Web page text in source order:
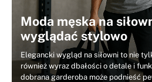
Moda męska na
wyglądać stylowo
Elegancki wygląd na siłowni to nie
również wyraz dbałości o detale i
dobrana garderoba może podnieść